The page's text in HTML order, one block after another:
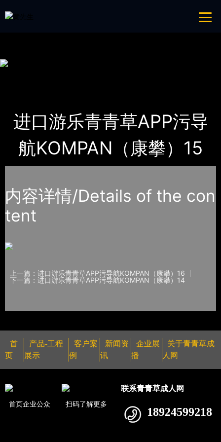
导航
网站地图
进口游乐青青草APP污导
航KOMPAN（康攀）15
内容详情/Details of the con
tent
上一篇：进口游乐青青草APP污导航KOMPAN（康攀）16
下一篇：进口游乐青青草APP污导航KOMPAN（康攀）14
首
页
产品-工程
展示
客户案
例
新闻资
讯
企业展
播
关于青青草成
人网
首页企业公众 扫码了解更多
联系青青草成人网
18924599218